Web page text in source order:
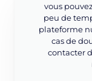
vous
peu de
plateforme
cas de
contacter